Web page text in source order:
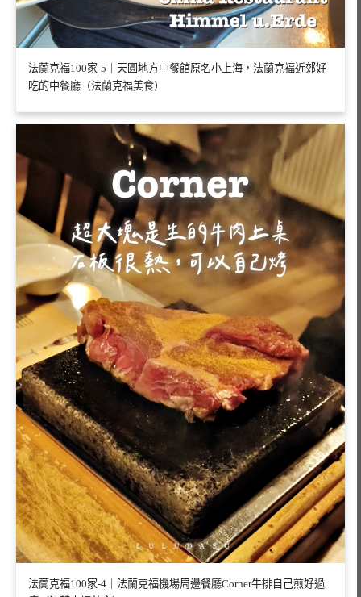
法蘭克福100家-5｜天圓地方中餐館原名小上海，法蘭克福近郊好
吃的中餐廳（法蘭克福美食）
法蘭克福100家-4｜法蘭克福機場周邊餐廳Corner牛排自己煎好過